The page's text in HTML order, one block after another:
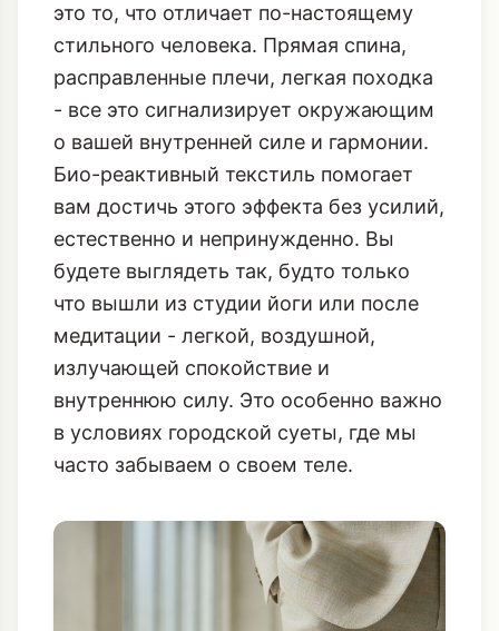
это то, что отличает по-настоящему
стильного человека. Прямая спина,
расправленные плечи, легкая походка
- все это сигнализирует окружающим
о вашей внутренней силе и гармонии.
Био-реактивный текстиль помогает
вам достичь этого эффекта без усилий,
естественно и непринужденно. Вы
будете выглядеть так, будто только
что вышли из студии йоги или после
медитации - легкой, воздушной,
излучающей спокойствие и
внутреннюю силу. Это особенно важно
в условиях городской суеты, где мы
часто забываем о своем теле.